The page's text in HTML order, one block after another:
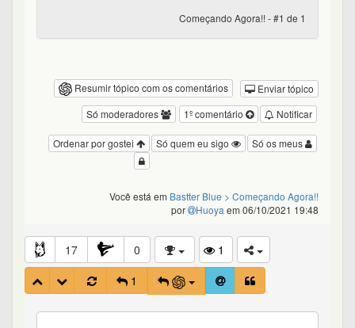
Começando Agora!! - #1 de 1
Resumir tópico com os comentários
Enviar tópico
Notificar
1º comentário
Só moderadores
Só os meus
Só quem eu sigo
Ordenar por gostei
Você está em Bastter Blue > Começando Agora!!
por
Huoyaem 06/10/2021 19:48
17 0
1
1